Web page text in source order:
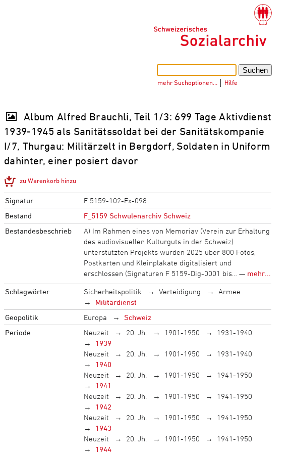
mehr Suchoptionen… Hilfe
Album Alfred Brauchli, Teil 1/3: 699 Tage Aktivdienst
1939-1945 als Sanitätssoldat bei der Sanitätskompanie
I/​7, Thurgau: Militärzelt in Bergdorf, Soldaten in Uniform
dahinter, einer posiert davor
zu Warenkorb hinzu
Signatur
F 5159-102-Fx-098
Bestand
F_5159 Schwulenarchiv Schweiz
Bestandesbeschrieb
A) Im Rahmen eines von Memoriav (Verein zur Erhaltung
des audiovisuellen Kulturguts in der Schweiz)
unterstützten Projekts wurden 2025 über 800 Fotos,
Postkarten und Kleinplakate digitalisiert und
erschlossen (Signaturen F 5159-Dig-0001 bis… — mehr...
Schlagwörter Sicherheitspolitik Verteidigung
Armee
Militärdienst
Geopolitik
Europa
Schweiz
Periode
Neuzeit 20. Jh. 1901-1950
1931-1940
1939
Neuzeit
20. Jh. 1901-1950
1931-1940
1940
Neuzeit
20. Jh. 1901-1950
1941-1950
1941
Neuzeit
20. Jh. 1901-1950
1941-1950
1942
Neuzeit
20. Jh. 1901-1950
1941-1950
1943
Neuzeit
20. Jh. 1901-1950
1941-1950
1944